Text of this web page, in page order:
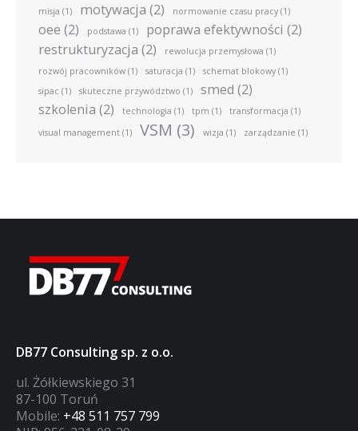
misja (1) motywacja (2) normowanie czasu pracy (1)
oee (2) podstawa (1) poprawa efektywności (2)
restrukturyzacja (2) rewolucja przemysłowa (1)
rozwój pracowników (1) saturacja (1) schemat blokowy (1)
sipac (1) skuteczne przywództwo (1) smed (2)
szkolenia (2) technologia (1) tpm (1) transformacja (1)
visual management (1) VSM (3) wizja (1) zarządzanie (1)
DB77 Consulting sp. z o.o.
ul. Żółkiewskiego 31
87-100 Toruń
Mobile: +48 511 757 799